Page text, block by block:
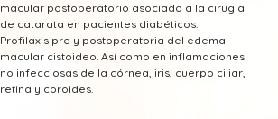
macular postoperatorio asociado a la cirugía
de catarata en pacientes diabéticos.
Profilaxis pre y postoperatoria del edema
macular cistoideo. Así como en inflamaciones
no infecciosas de la córnea, iris, cuerpo ciliar,
retina y coroides.